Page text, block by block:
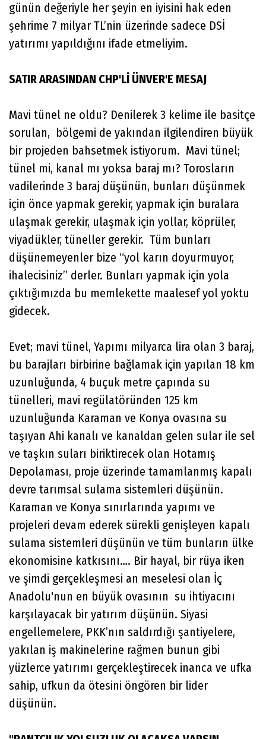
günün değeriyle her şeyin en iyisini hak eden
şehrime 7 milyar TL’nin üzerinde sadece DSİ
yatırımı yapıldığını ifade etmeliyim.
SATIR ARASINDAN CHP'Lİ ÜNVER'E MESAJ
Mavi tünel ne oldu? Denilerek 3 kelime ile basitçe
sorulan, bölgemi de yakından ilgilendiren büyük
bir projeden bahsetmek istiyorum. Mavi tünel;
tünel mi, kanal mı yoksa baraj mı? Torosların
vadilerinde 3 baraj düşünün, bunları düşünmek
için önce yapmak gerekir, yapmak için buralara
ulaşmak gerekir, ulaşmak için yollar, köprüler,
viyadükler, tüneller gerekir. Tüm bunları
düşünemeyenler bize “yol karın doyurmuyor,
ihalecisiniz” derler. Bunları yapmak için yola
çıktığımızda bu memlekette maalesef yol yoktu
gidecek.
Evet; mavi tünel, Yapımı milyarca lira olan 3 baraj,
bu barajları birbirine bağlamak için yapılan 18 km
uzunluğunda, 4 buçuk metre çapında su
tünelleri, mavi regülatöründen 125 km
uzunluğunda Karaman ve Konya ovasına su
taşıyan Ahi kanalı ve kanaldan gelen sular ile sel
ve taşkın suları biriktirecek olan Hotamış
Depolaması, proje üzerinde tamamlanmış kapalı
devre tarımsal sulama sistemleri düşünün.
Karaman ve Konya sınırlarında yapımı ve
projeleri devam ederek sürekli genişleyen kapalı
sulama sistemleri düşünün ve tüm bunların ülke
ekonomisine katkısını…. Bir hayal, bir rüya iken
ve şimdi gerçekleşmesi an meselesi olan İç
Anadolu'nun en büyük ovasının su ihtiyacını
karşılayacak bir yatırım düşünün. Siyasi
engellemelere, PKK’nın saldırdığı şantiyelere,
yakılan iş makinelerine rağmen bunun gibi
yüzlerce yatırımı gerçekleştirecek inanca ve ufka
sahip, ufkun da ötesini öngören bir lider
düşünün.